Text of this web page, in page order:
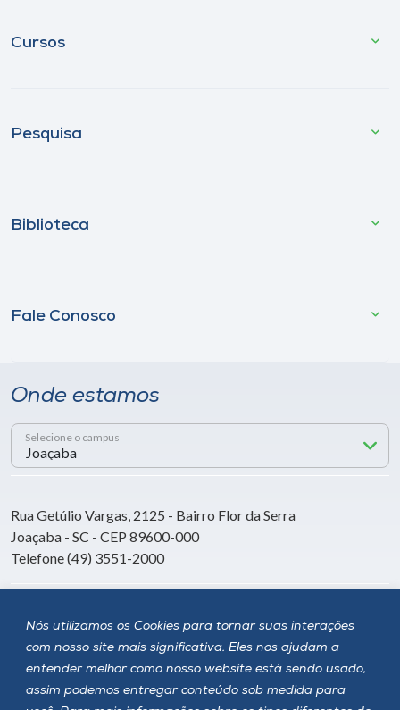
Nós utilizamos os Cookies para tornar suas interações
com nosso site mais significativa. Eles nos ajudam a
entender melhor como nosso website está sendo usado,
assim podemos entregar conteúdo sob medida para
Cursos
Pesquisa
Biblioteca
Fale Conosco
Onde estamos
Selecione o campus
Rua Getúlio Vargas, 2125 - Bairro Flor da Serra
Joaçaba - SC - CEP 89600-000
Telefone (49) 3551-2000
Siga a Unoesc